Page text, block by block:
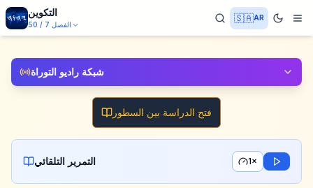
التكوين
الفصل 7
/
50
🇸🇦AR
شبكة راديو التوراة
فتح الدراسة بين السطور
التمرير التلقائي 1×